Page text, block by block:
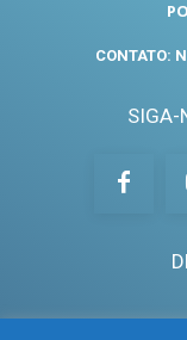
CONTATO:
SIGA-